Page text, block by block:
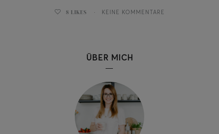
8 LIKES KEINE KOMMENTARE
ÜBER MICH